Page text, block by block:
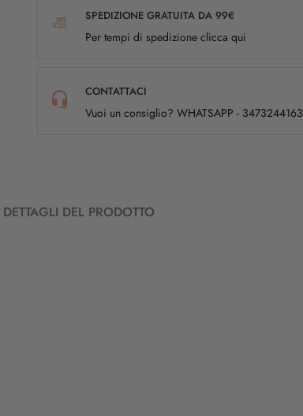
SPEDIZIONE GRATUITA DA 99€
Per tempi di spedizione clicca qui
CONTATTACI
Vuoi un consiglio? WHATSAPP - 3473244163
DETTAGLI DEL PRODOTTO